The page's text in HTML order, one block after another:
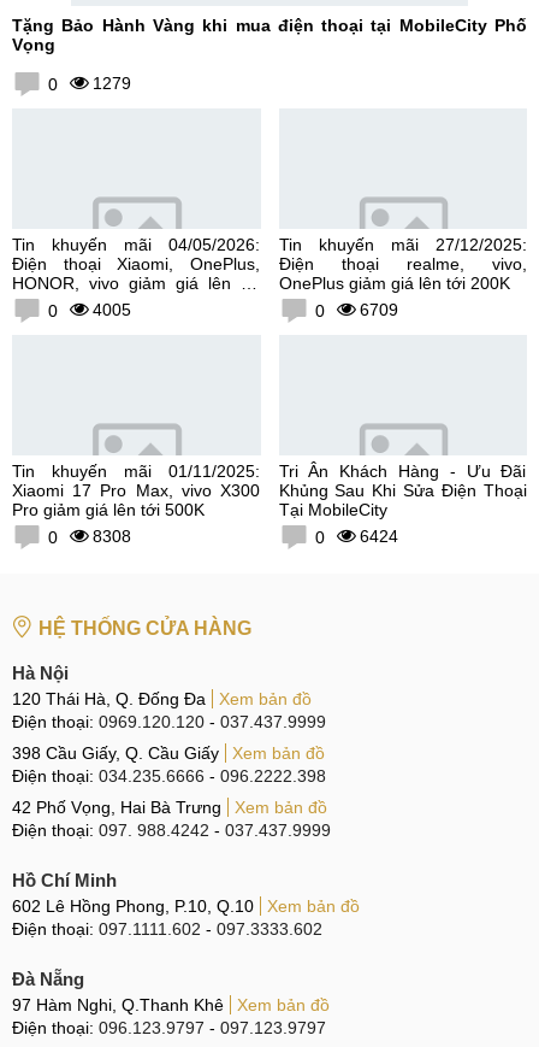
Tặng Bảo Hành Vàng khi mua điện thoại tại MobileCity Phố
Vọng
0 1279
Tin khuyến mãi 04/05/2026:
Điện thoại Xiaomi, OnePlus,
HONOR, vivo giảm giá lên tới
300K0 4005
Tin khuyến mãi 27/12/2025:
Điện thoại realme, vivo,
OnePlus giảm giá lên tới 200K
0
6709
Tin khuyến mãi 01/11/2025:
Xiaomi 17 Pro Max, vivo X300
Pro giảm giá lên tới 500K
0
8308
Tri Ân Khách Hàng - Ưu Đãi
Khủng Sau Khi Sửa Điện Thoại
Tại MobileCity
0
6424
HỆ THỐNG CỬA HÀNG
Hà Nội
120 Thái Hà, Q. Đống Đa
Xem bản đồ
Điện thoại: 0969.120.120 - 037.437.9999
398 Cầu Giấy, Q. Cầu Giấy
Xem bản đồ
Điện thoại: 034.235.6666 - 096.2222.398
42 Phố Vọng, Hai Bà Trưng
Xem bản đồ
Điện thoại: 097. 988.4242 - 037.437.9999
Hồ Chí Minh
602 Lê Hồng Phong, P.10, Q.10
Xem bản đồ
Điện thoại: 097.1111.602 - 097.3333.602
Đà Nẵng
97 Hàm Nghi, Q.Thanh Khê
Xem bản đồ
Điện thoại: 096.123.9797 - 097.123.9797